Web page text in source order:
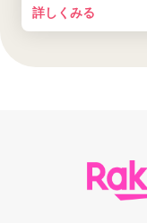
詳しくみる